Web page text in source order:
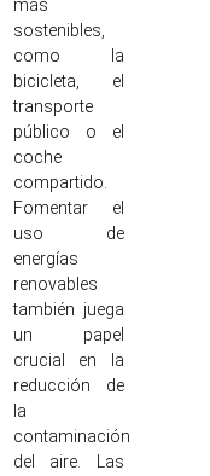
más
sostenibles,
como la
bicicleta, el
transporte
público o el
coche
compartido.
Fomentar el
uso de
energías
renovables
también juega
un papel
crucial en la
reducción de
la
contaminación
del aire. Las